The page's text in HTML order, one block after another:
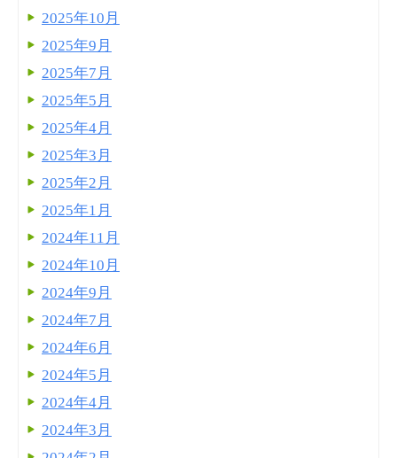
2025年10月
2025年9月
2025年7月
2025年5月
2025年4月
2025年3月
2025年2月
2025年1月
2024年11月
2024年10月
2024年9月
2024年7月
2024年6月
2024年5月
2024年4月
2024年3月